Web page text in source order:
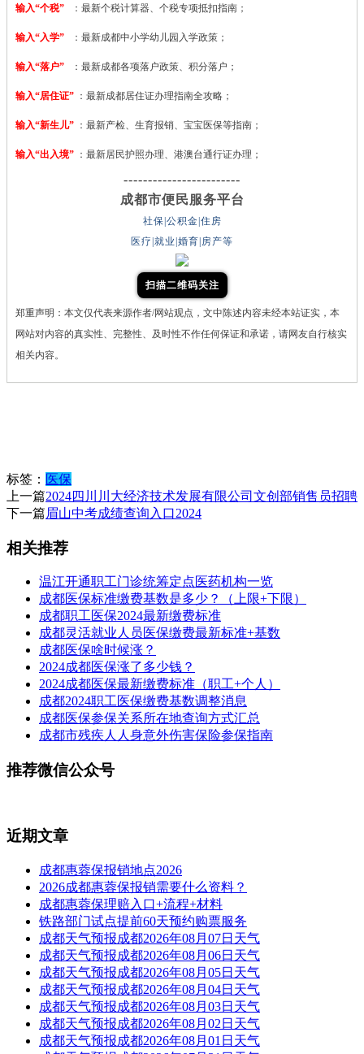
输入“个税” ：最新个税计算器、个税专项抵扣指南；
输入“入学” ：最新成都中小学幼儿园入学政策；
输入“落户” ：最新成都各项落户政策、积分落户；
输入“居住证” ：最新成都居住证办理指南全攻略；
输入“新生儿” ：最新产检、生育报销、宝宝医保等指南；
输入“出入境” ：最新居民护照办理、港澳台通行证办理；
------------------------
成都市便民服务平台
社保|公积金|住房
医疗|就业|婚育|房产等
扫描二维码关注
郑重声明：本文仅代表来源作者/网站观点，文中陈述内容未经本站证实，本
网站对内容的真实性、完整性、及时性不作任何保证和承诺，请网友自行核实
相关内容。
标签： 医保
上一篇2024四川川大经济技术发展有限公司文创部销售员招聘
下一篇眉山中考成绩查询入口2024
相关推荐
温江开通职工门诊统筹定点医药机构一览
成都医保标准缴费基数是多少？（上限+下限）
成都职工医保2024最新缴费标准
成都灵活就业人员医保缴费最新标准+基数
成都医保啥时候涨？
2024成都医保涨了多少钱？
2024成都医保最新缴费标准（职工+个人）
成都2024职工医保缴费基数调整消息
成都医保参保关系所在地查询方式汇总
成都市残疾人人身意外伤害保险参保指南
推荐微信公众号
近期文章
成都惠蓉保报销地点2026
2026成都惠蓉保报销需要什么资料？
成都惠蓉保理赔入口+流程+材料
铁路部门试点提前60天预约购票服务
成都天气预报成都2026年08月07日天气
成都天气预报成都2026年08月06日天气
成都天气预报成都2026年08月05日天气
成都天气预报成都2026年08月04日天气
成都天气预报成都2026年08月03日天气
成都天气预报成都2026年08月02日天气
成都天气预报成都2026年08月01日天气